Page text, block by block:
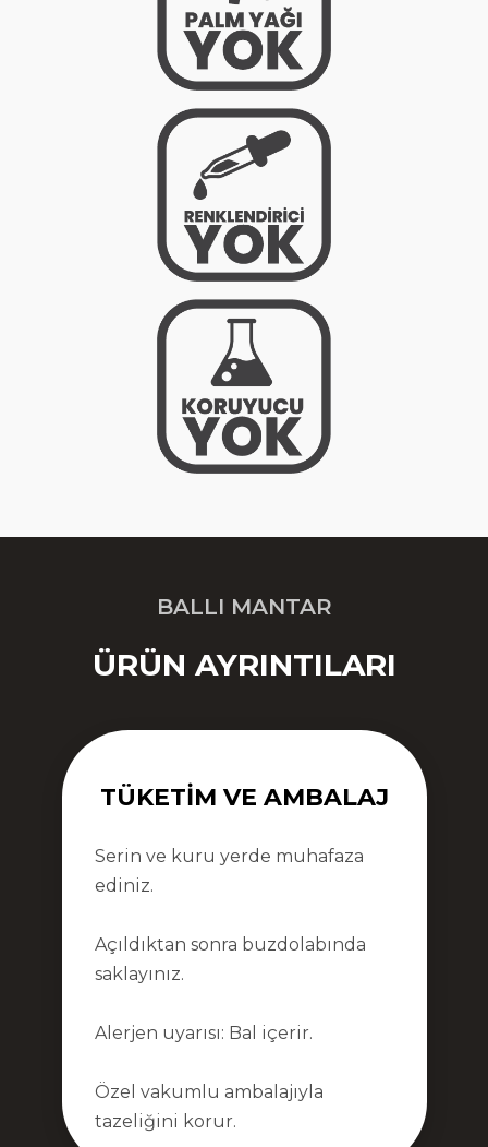
BALLI MANTAR
ÜRÜN AYRINTILARI
TÜKETIM VE AMBALAJ
Serin ve kuru yerde muhafaza
ediniz.
Açıldıktan sonra buzdolabında
saklayınız.
Alerjen uyarısı: Bal içerir.
Özel vakumlu ambalajıyla
tazeliğini korur.